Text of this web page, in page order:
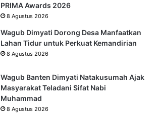
PRIMA Awards 2026
8 Agustus 2026
Wagub Dimyati Dorong Desa Manfaatkan
Lahan Tidur untuk Perkuat Kemandirian
8 Agustus 2026
Wagub Banten Dimyati Natakusumah Ajak
Masyarakat Teladani Sifat Nabi
Muhammad
8 Agustus 2026